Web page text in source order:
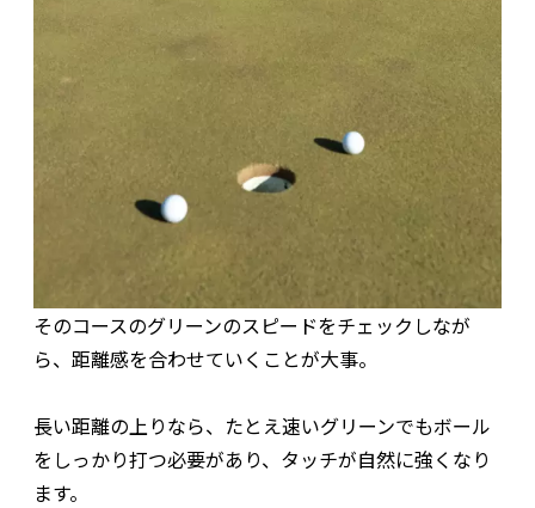
そのコースのグリーンのスピードをチェックしなが
ら、距離感を合わせていくことが大事。
長い距離の上りなら、たとえ速いグリーンでもボール
をしっかり打つ必要があり、タッチが自然に強くなり
ます。